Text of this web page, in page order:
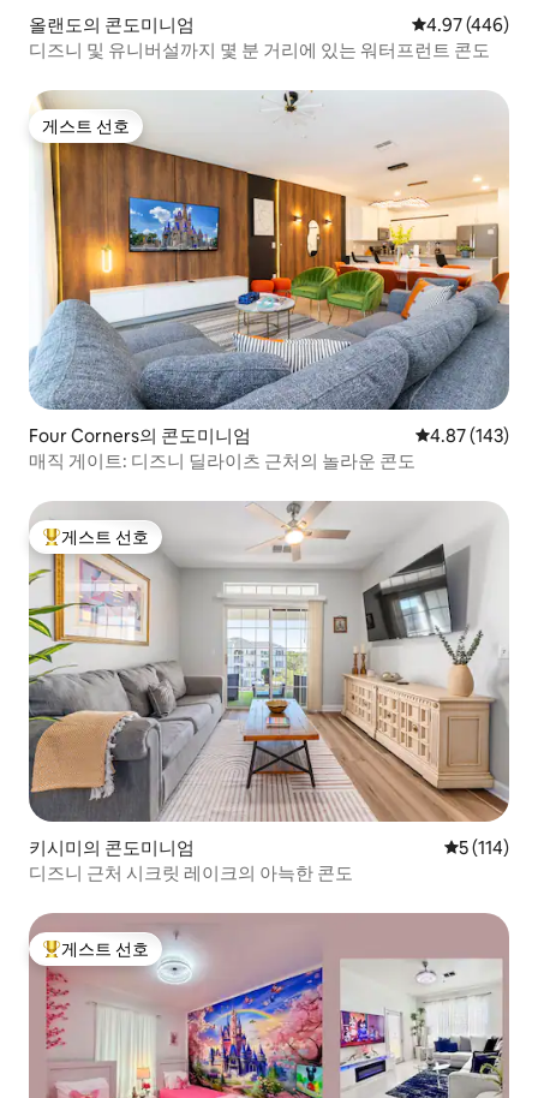
올랜도의 콘도미니엄 평점 4.97점(5
4.97 (446)
디즈니 및 유니버설까지 몇 분 거리에 있는 워터프런트 콘도
게스트 선호
게스트 선호
Four Corners의 콘도미니엄 평점 4.87점(5
4.87 (143)
매직 게이트: 디즈니 딜라이츠 근처의 놀라운 콘도
상위 게스트 선호
게스트 선호
키시미의 콘도미니엄 평점 5점(5
5 (114)
디즈니 근처 시크릿 레이크의 아늑한 콘도
상위 게스트 선호
게스트 선호